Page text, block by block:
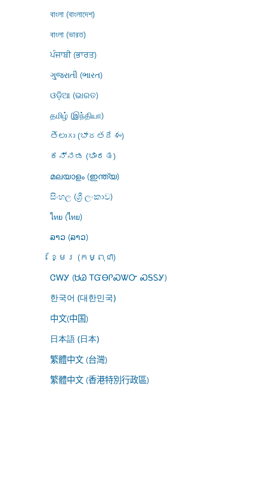
বাংলা (বাংলাদেশ)
বাংলা (ভারত)
ਪੰਜਾਬੀ (ਭਾਰਤ)
ગુજરાતી (ભારત)
ଓଡ଼ିଆ (ଭାରତ)
தமிழ் (இந்தியா)
తెలుగు (భారతదేశం)
ಕನ್ನಡ (ಭಾರತ)
മലയാളം (ഇന്ത്യ)
සිංහල (ශ්‍රී ලංකාව)
ไทย (ไทย)
ລາວ (ລາວ)
ខ្មែរ (កម្ពុជា)
ᏣᎳᎩ (ᏌᏊ ᎢᏳᎾᎵᏍᏔᏅ ᏍᎦᏚᎩ)
한국어 (대한민국)
中文(中国)
日本語 (日本)
繁體中文 (台灣)
繁體中文 (香港特別行政區)